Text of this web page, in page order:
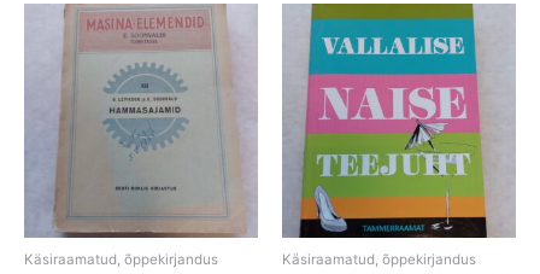
Käsiraamatud, õppekirjandus Käsiraamatud, õppekirjandus